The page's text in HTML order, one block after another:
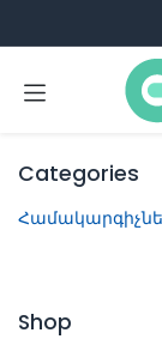
Categories
Shop